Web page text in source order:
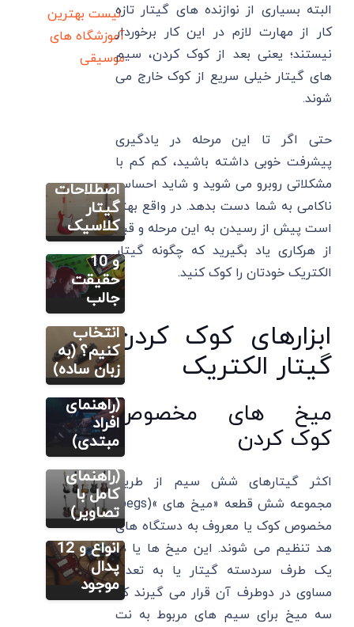
البته بسیاری از نوازنده های گیتار تازه
کار از مهارت لازم در این کار برخوردار
نیستند؛ یعنی بعد از کوک کردن، سیم‌
های گیتار خیلی سریع از کوک خارج می
شوند.
حتی اگر تا این مرحله در یادگیری
پیشرفت خوبی داشته باشید، کم کم با
مشکلاتی روبرو می شوید و شاید احساس
ناکامی به شما دست بدهد. در واقع بهتر
است پیش از رسیدن به این مرحله و قبل
از هرکاری یاد بگیرید که چگونه گیتار
الکتریک خودتان را کوک کنید.
ابزارهای کوک کردن
گیتار الکتریک
میخ های مخصوص
کوک کردن
اکثر گیتارهای شش سیم از طریق
مجموعه شش قطعه «میخ های »(pegs)
مخصوص کوک یا معروف به دستگاه های
هد تنظیم می شوند. این میخ ها یا در
یک طرف سردسته گیتار یا به تعداد
مساوی در دوطرف آن قرار می گیرند که
سه میخ برای سیم های مربوط به نت
لیست بهترین
آموزشگاه های
موسیقی
اصطلاحات
گیتار
الکتریک+
اصطلاحات
گیتار
کلاسیک
موسیقی
الکترونیک
چیست؟
ویژگی ها،
5 اثر برتر
و 10
حقیقت
جالب
آموزش
تصویری گیتار
پیکاپ
گیتار
چیست؟
چطور
بهترین را
انتخاب
کنیم؟ (به
زبان ساده)
مطالب متنوع
دیگر
سبک های
موسیقی
الکترونیک
(راهنمای
افراد
مبتدی)
آموزش گیتار
الکتریک
معرفی
انواع گیتار
الکتریک
(راهنمای
کامل با
تصاویر)
آموزش گیتار
الکتریک
افکت
گیتار
الکتریک
چیست؟
انواع و 12
پدال
موجود